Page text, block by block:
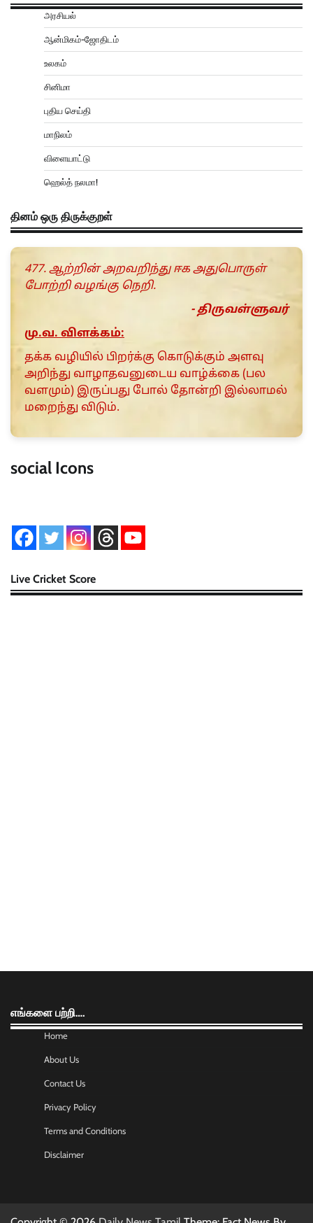
அரசியல்
ஆன்மிகம்-ஜோதிடம்
உலகம்
சினிமா
புதிய செய்தி
மாநிலம்
விளையாட்டு
ஹெல்த் நலமா!
தினம் ஒரு திருக்குறள்
477. ஆற்றின் அறவறிந்து ஈக அதுபொருள்
போற்றி வழங்கு நெறி.
- திருவள்ளுவர்
மு.வ. விளக்கம்:
தக்க வழியில் பிறர்க்கு கொடுக்கும் அளவு
அறிந்து வாழாதவனுடைய வாழ்க்கை (பல
வளமும்) இருப்பது போல் தோன்றி இல்லாமல்
மறைந்து விடும்.
social Icons
Live Cricket Score
எங்களை பற்றி….
Home
About Us
Contact Us
Privacy Policy
Terms and Conditions
Disclaimer